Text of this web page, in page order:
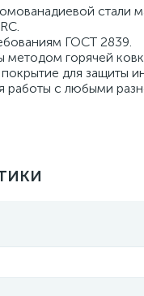
стали
ГОСТ 2839.
методом горячей
для защиты
работы с любыми